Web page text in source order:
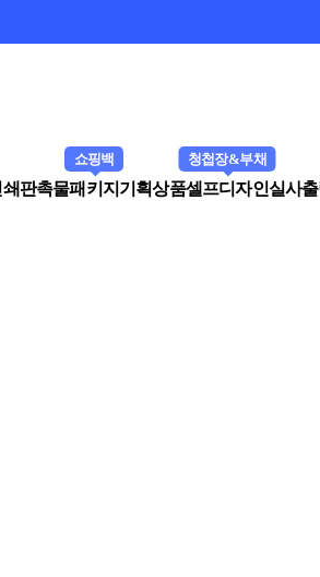
판촉물패키지
쇼핑백
기획상품셀프디자인
청첩장&부채
실사